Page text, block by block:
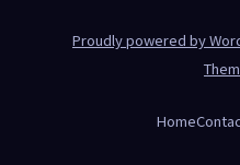
Proudly powered by
Home